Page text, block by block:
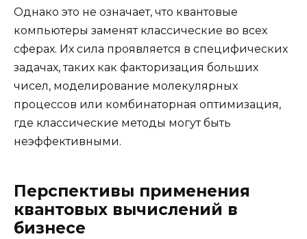
Однако это не означает, что квантовые
компьютеры заменят классические во всех
сферах. Их сила проявляется в специфических
задачах, таких как факторизация больших
чисел, моделирование молекулярных
процессов или комбинаторная оптимизация,
где классические методы могут быть
неэффективными.
Перспективы применения
квантовых вычислений в
бизнесе